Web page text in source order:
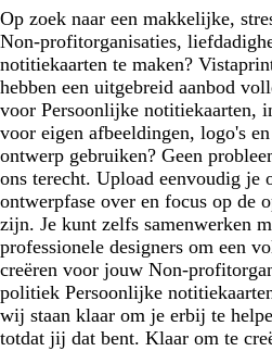
Op zoek naar een makkelijke,
Non-profitorganisaties,
notitiekaarten te maken?
hebben een uitgebreid aanbod
voor Persoonlijke notitiekaarten,
voor eigen afbeeldingen, logo's
ontwerp gebruiken? Geen
ons terecht. Upload eenvoudig je
ontwerpfase over en focus op de
zijn. Je kunt zelfs samenwerken
professionele designers om een
creëren voor jouw Non-
politiek Persoonlijke
wij staan klaar om je erbij te
totdat jij dat bent. Klaar om te